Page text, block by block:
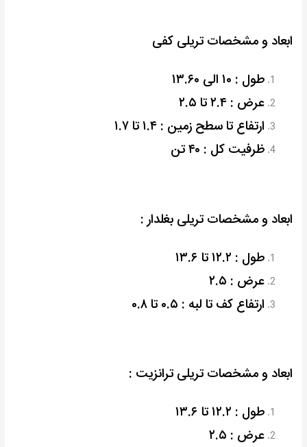
ابعاد و مشخصات تریلی کفی
طول : ۱۰ الی ۱۳.۶۰
عرض : ۲.۴ تا ۲.۵
ارتفاع تا سطح زمین : ۱.۴ تا ۱.۷
ظرفیت کل : ۴۰ تن
ابعاد و مشخصات تریلی بغلدار :
طول : ۱۲.۲ تا ۱۳.۶
عرض : ۲.۵
ارتفاع کف تا لبه : ۰.۵ تا ۰.۸
ابعاد و مشخصات تریلی ترانزیت :
طول : ۱۲.۲ تا ۱۳.۶
عرض : ۲.۵